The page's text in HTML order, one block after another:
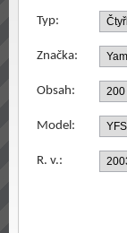
Typ:
Značka:
Obsah:
Model:
R. v.: